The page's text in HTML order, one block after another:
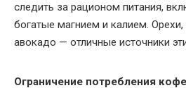
следить за рационом питания,
богатые магнием и калием. Орехи,
авокадо — отличные источники
Ограничение потребления